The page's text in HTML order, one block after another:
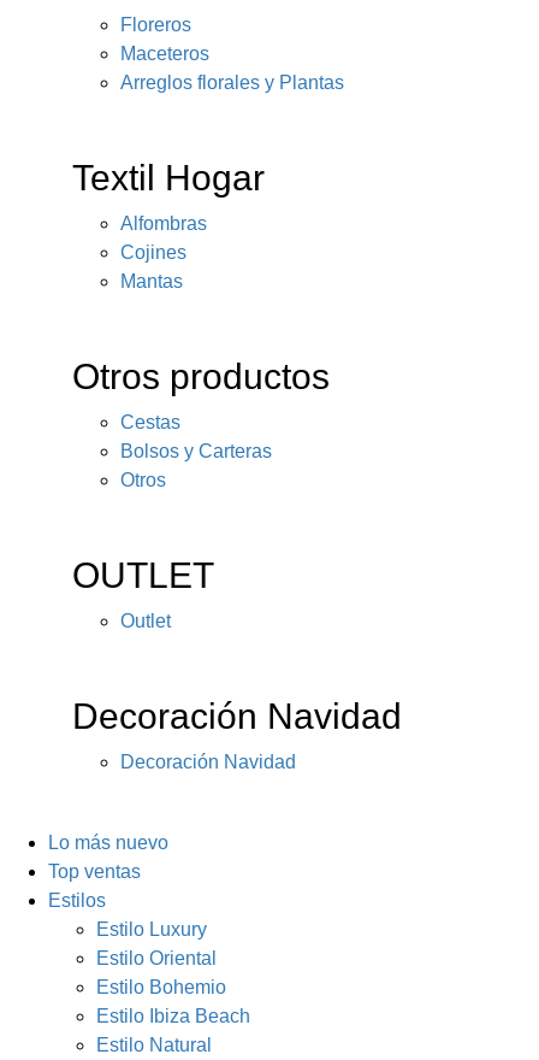
Floreros
Maceteros
Arreglos florales y Plantas
Textil Hogar
Alfombras
Cojines
Mantas
Otros productos
Cestas
Bolsos y Carteras
Otros
OUTLET
Outlet
Decoración Navidad
Decoración Navidad
Lo más nuevo
Top ventas
Estilos
Estilo Luxury
Estilo Oriental
Estilo Bohemio
Estilo Ibiza Beach
Estilo Natural